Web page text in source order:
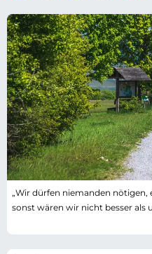
„Wir dürfen niemanden nötigen,
sonst wären wir nicht besser als